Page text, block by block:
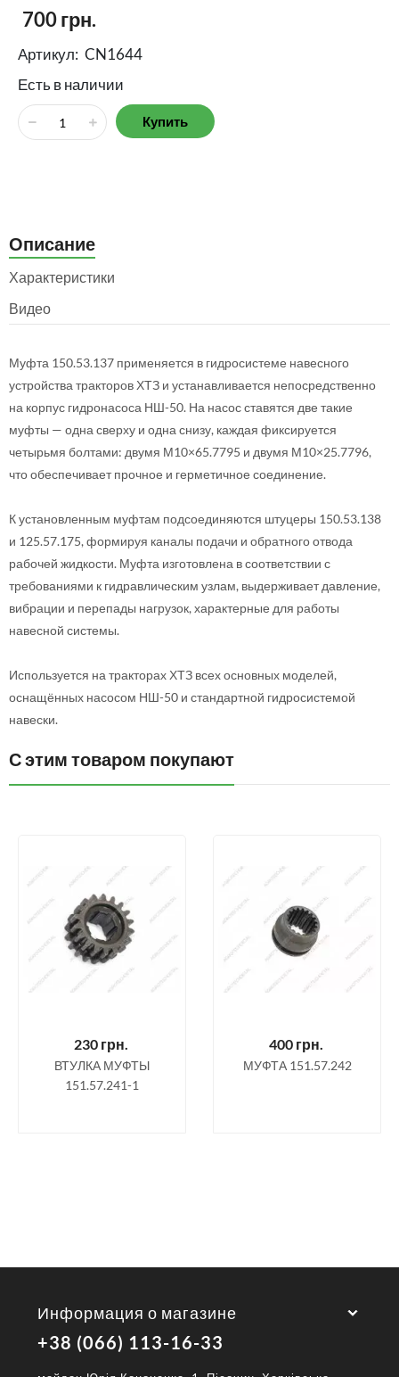
700грн.
Артикул: CN1644
Есть в наличии
Купить
Описание
Характеристики
Видео
Муфта 150.53.137 применяется в гидросистеме навесного
устройства тракторов ХТЗ и устанавливается непосредственно
на корпус гидронасоса НШ-50. На насос ставятся две такие
муфты — одна сверху и одна снизу, каждая фиксируется
четырьмя болтами: двумя М10×65.7795 и двумя М10×25.7796,
что обеспечивает прочное и герметичное соединение.
К установленным муфтам подсоединяются штуцеры 150.53.138
и 125.57.175, формируя каналы подачи и обратного отвода
рабочей жидкости. Муфта изготовлена в соответствии с
требованиями к гидравлическим узлам, выдерживает давление,
вибрации и перепады нагрузок, характерные для работы
навесной системы.
Используется на тракторах ХТЗ всех основных моделей,
оснащённых насосом НШ-50 и стандартной гидросистемой
навески.
С этим товаром покупают
230 грн.
ВТУЛКА МУФТЫ
151.57.241-1
400 грн.
МУФТА 151.57.242
Информация о магазине
+38 (066) 113-16-33